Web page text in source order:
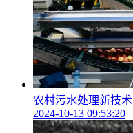
农村污水处理新技术
2024-10-13 09:53:20